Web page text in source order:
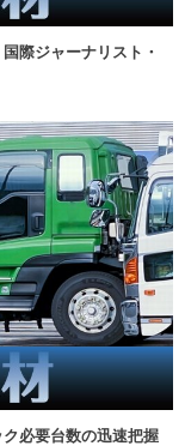
際ジャーナリスト・
必要台数の迅速把握